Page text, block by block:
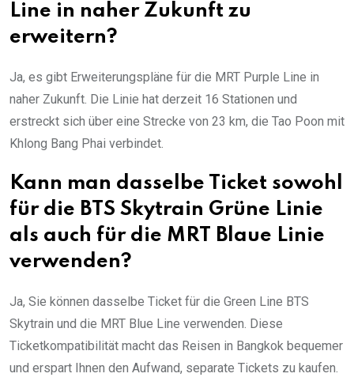
Line in naher Zukunft zu
erweitern?
Ja, es gibt Erweiterungspläne für die MRT Purple Line in
naher Zukunft. Die Linie hat derzeit 16 Stationen und
erstreckt sich über eine Strecke von 23 km, die Tao Poon mit
Khlong Bang Phai verbindet.
Kann man dasselbe Ticket sowohl
für die BTS Skytrain Grüne Linie
als auch für die MRT Blaue Linie
verwenden?
Ja, Sie können dasselbe Ticket für die Green Line BTS
Skytrain und die MRT Blue Line verwenden. Diese
Ticketkompatibilität macht das Reisen in Bangkok bequemer
und erspart Ihnen den Aufwand, separate Tickets zu kaufen.